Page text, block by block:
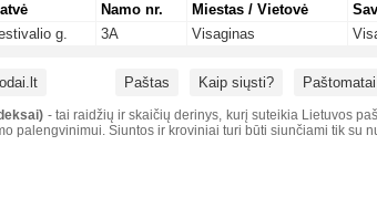
Namo nr. Miestas / Vietovė
g. 3A Visaginas
Paštas Kaip siųsti? Paštomatai
- tai raidžių ir skaičių derinys, kurį suteikia Lietuvos
palengvinimui. Siuntos ir kroviniai turi būti siunčiami tik su